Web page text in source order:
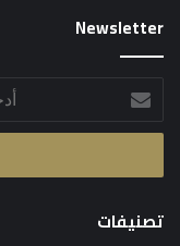
Newsletter
بريدك
الإلكتروني
تصنيفات